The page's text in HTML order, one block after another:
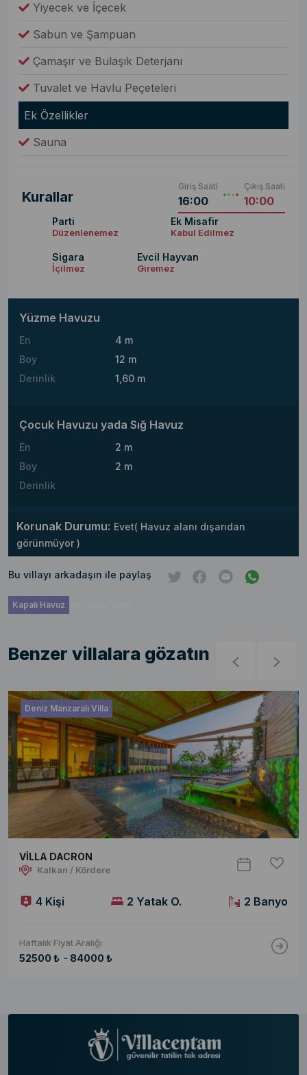
Yiyecek ve İçecek
Sabun ve Şampuan
Çamaşır ve Bulaşık Deterjanı
Tuvalet ve Havlu Peçeteleri
Ek Özellikler
Sauna
Kurallar
Giriş Saati
16:00
Çıkış Saati
10:00
Parti
Düzenlenemez
Ek Misafir
Kabul Edilmez
Sigara
İçilmez
Evcil Hayvan
Giremez
Yüzme Havuzu
En
4 m
Boy
12 m
Derinlik
1,60 m
Çocuk Havuzu yada Sığ Havuz
En
2 m
Boy
2 m
Derinlik
Korunak Durumu: Evet( Havuz alanı dışarıdan
görünmüyor )
Bu villayı arkadaşın ile paylaş
Kapalı Havuz
Benzer villalara gözatın
Deniz Manzaralı Villa
VİLLA DACRON
Kalkan / Kördere
4 Kişi 2 Yatak O. 2 Banyo
Haftalık Fiyat Aralığı
52500 ₺ - 84000 ₺